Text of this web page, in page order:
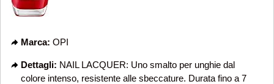
Marca: OPI
Dettagli: NAIL LACQUER: Uno smalto per unghie dal
colore intenso, resistente alle sbeccature. Durata fino a 7